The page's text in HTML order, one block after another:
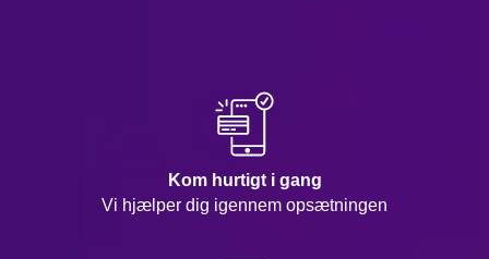
Kom hurtigt i gang
Vi hjælper dig igennem opsætningen